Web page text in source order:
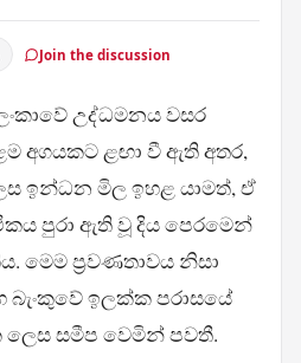
Join the discussion
උද්ධමනය වසර
අගයකට ළඟා වී ඇති අතර,
ඉන්ධන මිල ඉහළ යාමත්, ඒ
පුරා ඇති වූ දිය පෙරමෙන්
මෙම ප්‍රවණතාවය නිසා
ඉලක්ක පරාසයේ
ලෙස සමීප වෙමින් පවතී.